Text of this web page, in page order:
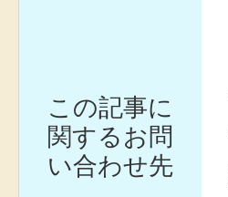
この記事に
関するお問
い合わせ先